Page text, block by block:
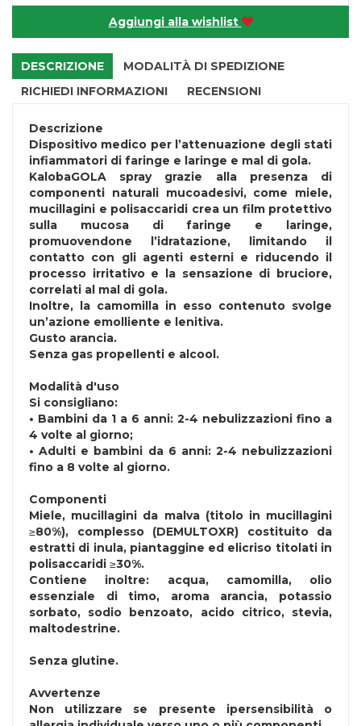
Aggiungi alla wishlist
DESCRIZIONE
MODALITÀ DI SPEDIZIONE
RICHIEDI INFORMAZIONI
RECENSIONI
Descrizione
Dispositivo medico per l’attenuazione degli stati
infiammatori di faringe e laringe e mal di gola.
KalobaGOLA spray grazie alla presenza di
componenti naturali mucoadesivi, come miele,
mucillagini e polisaccaridi crea un film protettivo
sulla mucosa di faringe e laringe,
promuovendone l’idratazione, limitando il
contatto con gli agenti esterni e riducendo il
processo irritativo e la sensazione di bruciore,
correlati al mal di gola.
Inoltre, la camomilla in esso contenuto svolge
un’azione emolliente e lenitiva.
Gusto arancia.
Senza gas propellenti e alcool.
Modalità d'uso
Si consigliano:
• Bambini da 1 a 6 anni: 2-4 nebulizzazioni fino a
4 volte al giorno;
• Adulti e bambini da 6 anni: 2-4 nebulizzazioni
fino a 8 volte al giorno.
Componenti
Miele, mucillagini da malva (titolo in mucillagini
≥80%), complesso (DEMULTOXR) costituito da
estratti di inula, piantaggine ed elicriso titolati in
polisaccaridi ≥30%.
Contiene inoltre: acqua, camomilla, olio
essenziale di timo, aroma arancia, potassio
sorbato, sodio benzoato, acido citrico, stevia,
maltodestrine.
Senza glutine.
Avvertenze
Non utilizzare se presente ipersensibilità o